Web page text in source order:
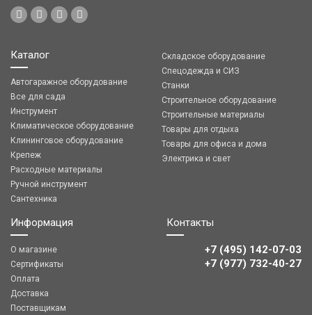
Каталог
Автогаражное оборудование
Все для сада
Инструмент
Климатическое оборудование
Клининговое оборудование
Крепеж
Расходные материалы
Ручной инструмент
Сантехника
Складское оборудование
Спецодежда и СИЗ
Станки
Строительное оборудование
Строительные материалы
Товары для отдыха
Товары для офиса и дома
Электрика и свет
Информация
О магазине
Сертификаты
Оплата
Доставка
Поставщикам
Контакты
+7 (495) 142-07-03
‎‎+7 (977) 732-40-27